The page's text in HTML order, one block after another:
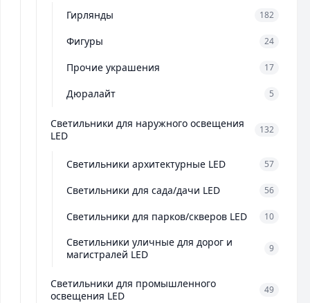
Гирлянды 182
Фигуры 24
Прочие украшения 17
Дюралайт 5
Светильники для наружного освещения
LED
132
Светильники архитектурные LED 57
Светильники для сада/дачи LED 56
Светильники для парков/скверов LED 10
Светильники уличные для дорог и
магистралей LED
9
Светильники для промышленного
освещения LED
49